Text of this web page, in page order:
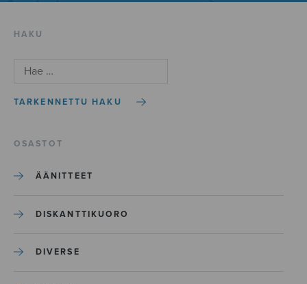
HAKU
TARKENNETTU HAKU
OSASTOT
ÄÄNITTEET
DISKANTTIKUORO
DIVERSE